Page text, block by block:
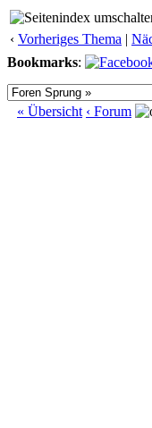
‹ Vorheriges Thema |
Bookmarks:
« Übersicht ‹ Forum